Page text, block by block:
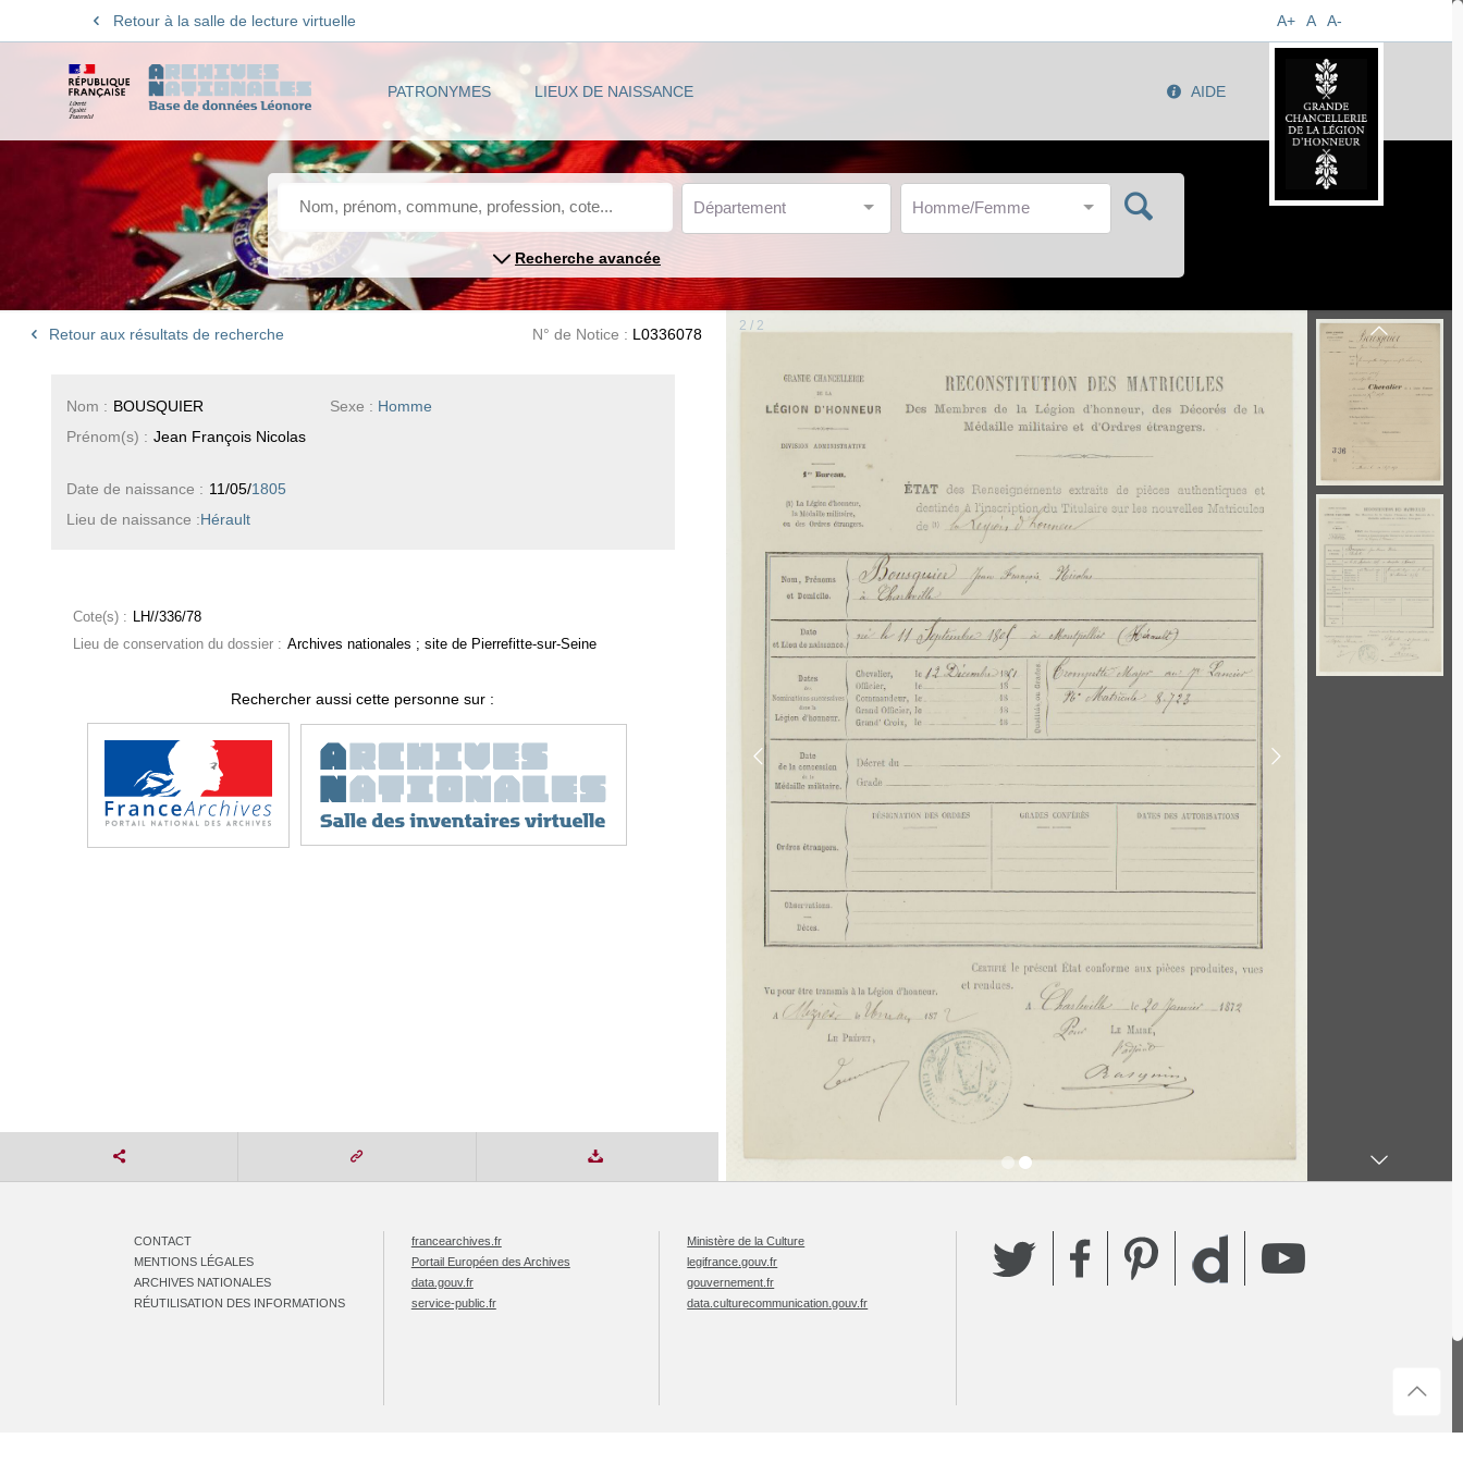
Retour à la salle de lecture virtuelle A+ A A-
PATRONYMES LIEUX DE NAISSANCE AIDE
Département Homme/Femme
Recherche avancée
Retour aux résultats de recherche N° de Notice : L0336078
Sexe : Homme
Nom : BOUSQUIER
Prénom(s) : Jean François Nicolas
Date de naissance : 11/05/1805
Lieu de naissance :Hérault
Cote(s) : LH//336/78
Lieu de conservation du dossier : Archives nationales ; site de Pierrefitte-sur-Seine
Rechercher aussi cette personne sur :
2 / 2
CONTACT
MENTIONS LÉGALES
ARCHIVES NATIONALES
RÉUTILISATION DES INFORMATIONS
francearchives.fr
Portail Européen des Archives
data.gouv.fr
service-public.fr
Ministère de la Culture
legifrance.gouv.fr
gouvernement.fr
data.culturecommunication.gouv.fr